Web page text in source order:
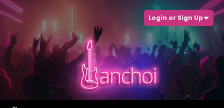
Login or Sign Up